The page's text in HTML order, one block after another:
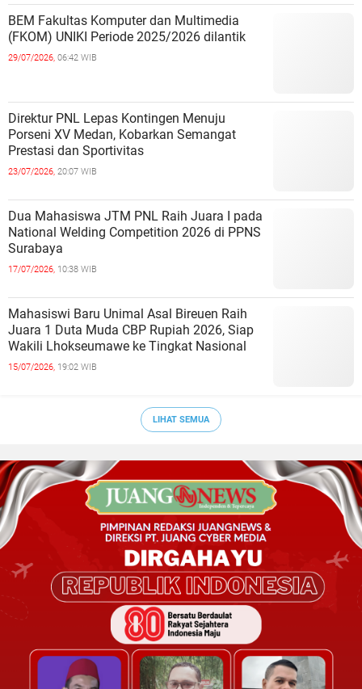
BEM Fakultas Komputer dan Multimedia
(FKOM) UNIKI Periode 2025/2026 dilantik
29/07/2026, 06:42 WIB
Direktur PNL Lepas Kontingen Menuju
Porseni XV Medan, Kobarkan Semangat
Prestasi dan Sportivitas
23/07/2026, 20:07 WIB
Dua Mahasiswa JTM PNL Raih Juara I pada
National Welding Competition 2026 di PPNS
Surabaya
17/07/2026, 10:38 WIB
Mahasiswi Baru Unimal Asal Bireuen Raih
Juara 1 Duta Muda CBP Rupiah 2026, Siap
Wakili Lhokseumawe ke Tingkat Nasional
15/07/2026, 19:02 WIB
LIHAT SEMUA